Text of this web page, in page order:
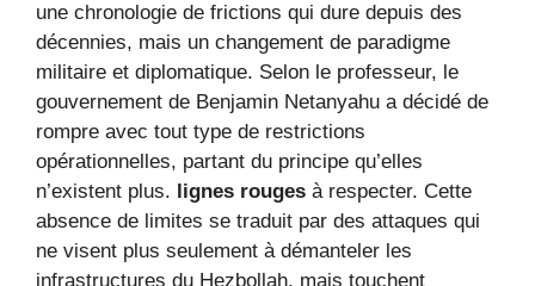
une chronologie de frictions qui dure depuis des
décennies, mais un changement de paradigme
militaire et diplomatique. Selon le professeur, le
gouvernement de Benjamin Netanyahu a décidé de
rompre avec tout type de restrictions
opérationnelles, partant du principe qu’elles
n’existent plus.
lignes rouges à respecter. Cette
absence de limites se traduit par des attaques qui
ne visent plus seulement à démanteler les
infrastructures du Hezbollah, mais touchent